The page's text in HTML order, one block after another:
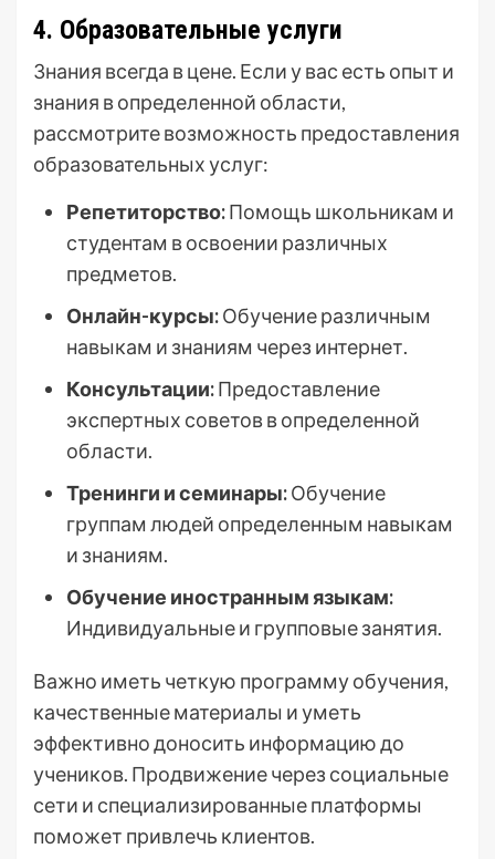
4. Образовательные услуги
Знания всегда в цене. Если у вас есть опыт и
знания в определенной области,
рассмотрите возможность предоставления
образовательных услуг:
Репетиторство:Помощь школьникам и
студентам в освоении различных
предметов.
Онлайн-курсы:Обучение различным
навыкам и знаниям через интернет.
Консультации:Предоставление
экспертных советов в определенной
области.
Тренинги и семинары:Обучение
группам людей определенным навыкам
и знаниям.
Обучение иностранным языкам:
Индивидуальные и групповые занятия.
Важно иметь четкую программу обучения,
качественные материалы и уметь
эффективно доносить информацию до
учеников. Продвижение через социальные
сети и специализированные платформы
поможет привлечь клиентов.